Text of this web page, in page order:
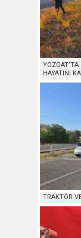
HAYATINI
TRAKTÖR